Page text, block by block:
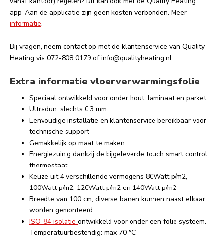
app. Aan de applicatie zijn geen kosten verbonden. Meer
informatie.
Bij vragen, neem contact op met de klantenservice van Quality
Heating via 072-808 0179 ofinfo@qualityheating.nl.
Extra informatie vloerverwarmingsfolie
Speciaal ontwikkeld voor onder hout, laminaat en parket
Ultradun: slechts 0,3 mm
Eenvoudige installatie en klantenservice bereikbaar voor
technische support
Gemakkelijk op maat te maken
Energiezuinig dankzij de bijgeleverde touch smart control
thermostaat
Keuze uit 4 verschillende vermogens 80Watt p/m2,
100Watt p/m2, 120Watt p/m2 en 140Watt p/m2
Breedte van 100 cm, diverse banen kunnen naast elkaar
worden gemonteerd
ISO-84 isolatie ontwikkeld voor onder een folie systeem.
Temperatuurbestendig: max 70 °C